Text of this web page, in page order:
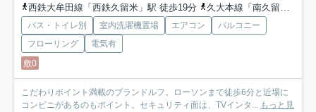
西鉄大牟田線「西鉄久留米」駅 徒歩19分
久大本線「南久留米」駅 徒歩20分
バス・トイレ別 室内洗濯機置場 エアコン
バルコニー
フローリング
電気有
敷0
こだわりポイント満載のブランドルフ。ローソンまで徒歩6分と近場に
コンビニがあるのもポイント。セキュリティ面は、TVインタ... もっと見